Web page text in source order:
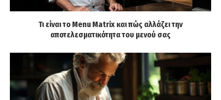
Τι είναι το Menu Matrix και πώς αλλάζει την
αποτελεσματικότητα του μενού σας